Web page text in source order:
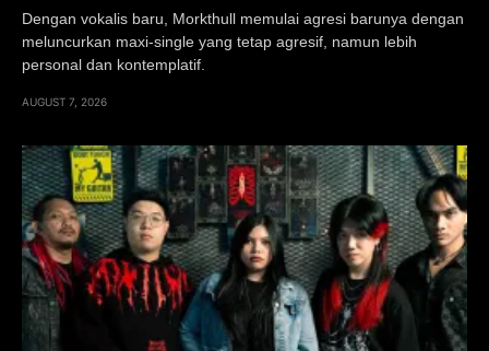
Dengan vokalis baru, Morkthull memulai agresi barunya dengan
meluncurkan maxi-single yang tetap agresif, namun lebih
personal dan kontemplatif.
AUGUST 7, 2026